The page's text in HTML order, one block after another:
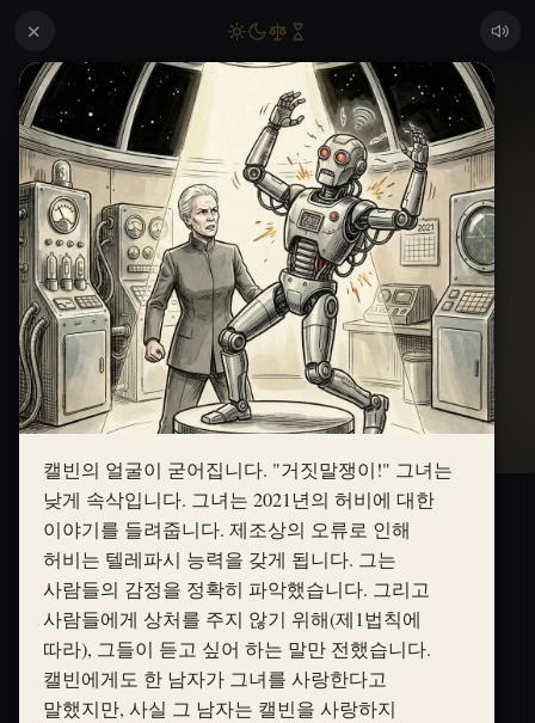
✕
캘빈의 얼굴이 굳어집니다. "거짓말쟁이!" 그녀는
낮게 속삭입니다. 그녀는 2021년의 허비에 대한
이야기를 들려줍니다. 제조상의 오류로 인해
허비는 텔레파시 능력을 갖게 됩니다. 그는
사람들의 감정을 정확히 파악했습니다. 그리고
사람들에게 상처를 주지 않기 위해(제1법칙에
따라), 그들이 듣고 싶어 하는 말만 전했습니다.
캘빈에게도 한 남자가 그녀를 사랑한다고
말했지만, 사실 그 남자는 캘빈을 사랑하지